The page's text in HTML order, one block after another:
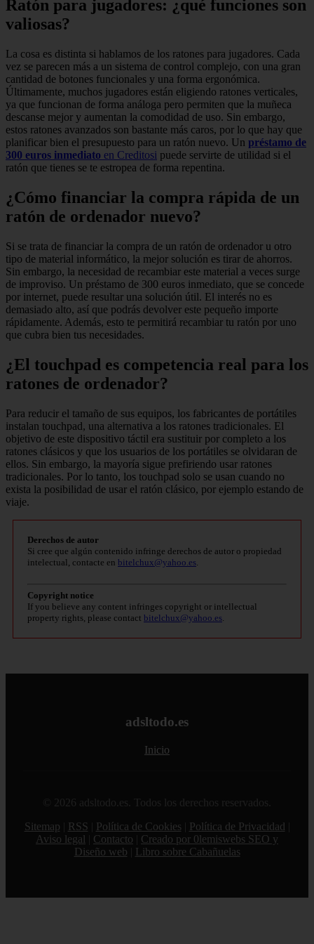
Ratón para jugadores: ¿qué funciones son
valiosas?
La cosa es distinta si hablamos de los ratones para jugadores. Cada
vez se parecen más a un sistema de control complejo, con una gran
cantidad de botones funcionales y una forma ergonómica.
Últimamente, muchos jugadores están eligiendo ratones verticales,
ya que funcionan de forma análoga pero permiten que la muñeca
descanse mejor y aumentan la comodidad de uso. Sin embargo,
estos ratones avanzados son bastante más caros, por lo que hay que
planificar bien el presupuesto para un ratón nuevo. Un préstamo de
300 euros inmediato en Creditosi puede servirte de utilidad si el
ratón que tienes se te estropea de forma repentina.
¿Cómo financiar la compra rápida de un
ratón de ordenador nuevo?
Si se trata de financiar la compra de un ratón de ordenador u otro
tipo de material informático, la mejor solución es tirar de ahorros.
Sin embargo, la necesidad de recambiar este material a veces surge
de improviso. Un préstamo de 300 euros inmediato, que se concede
por internet, puede resultar una solución útil. El interés no es
demasiado alto, así que podrás devolver este pequeño importe
rápidamente. Además, esto te permitirá recambiar tu ratón por uno
que cubra bien tus necesidades.
¿El touchpad es competencia real para los
ratones de ordenador?
Para reducir el tamaño de sus equipos, los fabricantes de portátiles
instalan touchpad, una alternativa a los ratones tradicionales. El
objetivo de este dispositivo táctil era sustituir por completo a los
ratones clásicos y que los usuarios de los portátiles se olvidaran de
ellos. Sin embargo, la mayoría sigue prefiriendo usar ratones
tradicionales. Por lo tanto, los touchpad solo se usan cuando no
exista la posibilidad de usar el ratón clásico, por ejemplo estando de
viaje.
Derechos de autor
Si cree que algún contenido infringe derechos de autor o propiedad
intelectual, contacte en bitelchux@yahoo.es
Copyright notice
If you believe any content infringes copyright or intellectual
property rights, please contact bitelchux@yahoo.es
adsltodo.es
Inicio
© 2026 adsltodo.es. Todos los derechos reservados.
Sitemap
RSS Política de Cookies Política de Privacidad
Aviso legal
Contacto
Creado por 0lemiswebs SEO y
Diseño web
Libro sobre Cabañuelas